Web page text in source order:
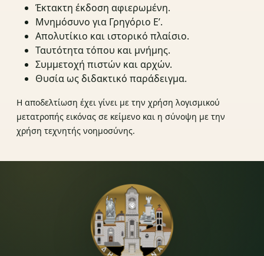
Έκτακτη έκδοση αφιερωμένη.
Μνημόσυνο για Γρηγόριο Ε’.
Απολυτίκιο και ιστορικό πλαίσιο.
Ταυτότητα τόπου και μνήμης.
Συμμετοχή πιστών και αρχών.
Θυσία ως διδακτικό παράδειγμα.
Η αποδελτίωση έχει γίνει με την χρήση λογισμικού
μετατροπής εικόνας σε κείμενο και η σύνοψη με την
χρήση τεχνητής νοημοσύνης.